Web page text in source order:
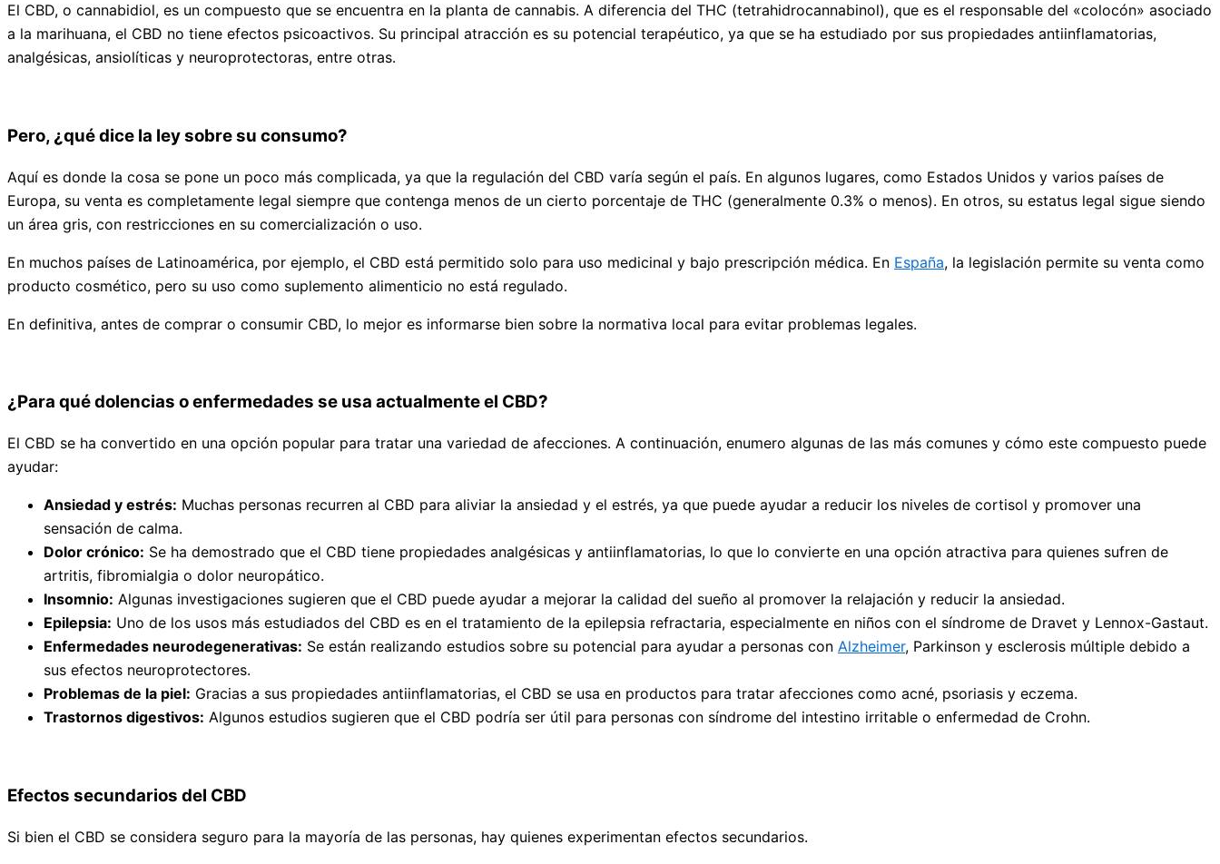
El CBD, o cannabidiol, es un compuesto que se encuentra en la planta de cannabis. A diferencia del THC (tetrahidrocannabinol), que es el responsable del «colocón» asociado
a la marihuana, el CBD no tiene efectos psicoactivos. Su principal atracción es su potencial terapéutico, ya que se ha estudiado por sus propiedades antiinflamatorias,
analgésicas, ansiolíticas y neuroprotectoras, entre otras.
Pero, ¿qué dice la ley sobre su consumo?
Aquí es donde la cosa se pone un poco más complicada, ya que la regulación del CBD varía según el país. En algunos lugares, como Estados Unidos y varios países de
Europa, su venta es completamente legal siempre que contenga menos de un cierto porcentaje de THC (generalmente 0.3% o menos). En otros, su estatus legal sigue siendo
un área gris, con restricciones en su comercialización o uso.
En muchos países de Latinoamérica, por ejemplo, el CBD está permitido solo para uso medicinal y bajo prescripción médica. En España, la legislación permite su venta como
producto cosmético, pero su uso como suplemento alimenticio no está regulado.
En definitiva, antes de comprar o consumir CBD, lo mejor es informarse bien sobre la normativa local para evitar problemas legales.
¿Para qué dolencias o enfermedades se usa actualmente el CBD?
El CBD se ha convertido en una opción popular para tratar una variedad de afecciones. A continuación, enumero algunas de las más comunes y cómo este compuesto puede
ayudar:
Ansiedad y estrés: Muchas personas recurren al CBD para aliviar la ansiedad y el estrés, ya que puede ayudar a reducir los niveles de cortisol y promover una
sensación de calma.
Dolor crónico: Se ha demostrado que el CBD tiene propiedades analgésicas y antiinflamatorias, lo que lo convierte en una opción atractiva para quienes sufren de
artritis, fibromialgia o dolor neuropático.
Insomnio: Algunas investigaciones sugieren que el CBD puede ayudar a mejorar la calidad del sueño al promover la relajación y reducir la ansiedad.
Epilepsia: Uno de los usos más estudiados del CBD es en el tratamiento de la epilepsia refractaria, especialmente en niños con el síndrome de Dravet y Lennox-Gastaut.
Enfermedades neurodegenerativas: Se están realizando estudios sobre su potencial para ayudar a personas con Alzheimer, Parkinson y esclerosis múltiple debido a
sus efectos neuroprotectores.
Problemas de la piel: Gracias a sus propiedades antiinflamatorias, el CBD se usa en productos para tratar afecciones como acné, psoriasis y eczema.
Trastornos digestivos: Algunos estudios sugieren que el CBD podría ser útil para personas con síndrome del intestino irritable o enfermedad de Crohn.
Efectos secundarios del CBD
Si bien el CBD se considera seguro para la mayoría de las personas, hay quienes experimentan efectos secundarios.